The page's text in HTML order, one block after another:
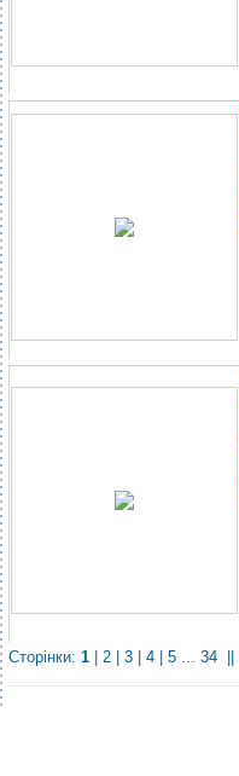
Сторінки: 1 2 3 4 5 ... 34